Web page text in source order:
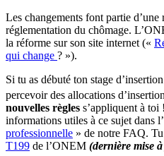
Les changements font partie
réglementation du chômage.
la réforme sur son site internet («
qui change ? »).
Si tu as débuté ton stage
percevoir des allocations
nouvelles règles s’appliquent à toi
informations utiles à ce sujet dans
professionnelle » de notre FAQ.
T199 de l’ONEM (dernière mise